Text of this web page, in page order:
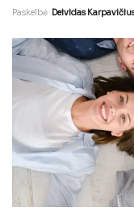
Paskelbė Deividas